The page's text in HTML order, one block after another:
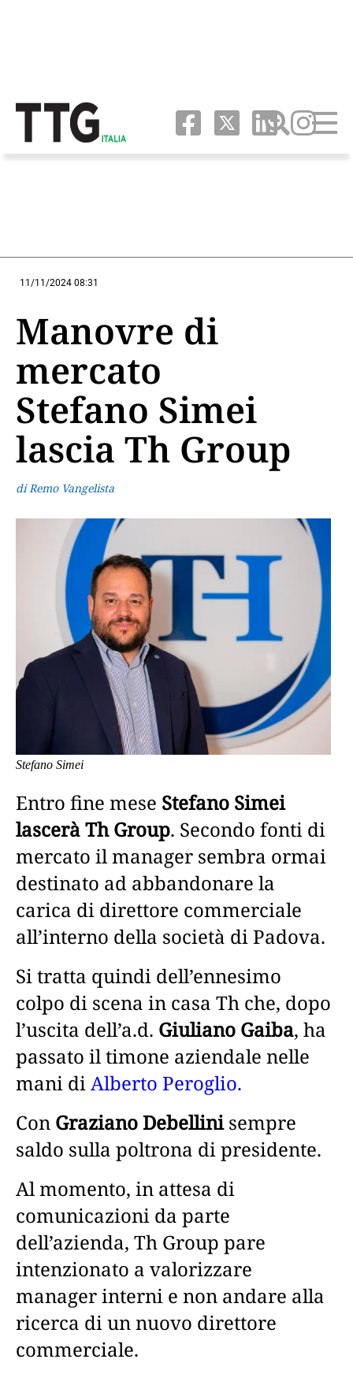
11/11/2024 08:31
Manovre di
mercato
Stefano Simei
lascia Th Group
di Remo Vangelista
Stefano Simei
Entro fine mese Stefano Simei
lascerà Th Group. Secondo fonti di
mercato il manager sembra ormai
destinato ad abbandonare la
carica di direttore commerciale
all’interno della società di Padova.
Si tratta quindi dell’ennesimo
colpo di scena in casa Th che, dopo
l’uscita dell’a.d. Giuliano Gaiba, ha
passato il timone aziendale nelle
mani diAlberto Peroglio.
Con Graziano Debellinisempre
saldo sulla poltrona di presidente.
Al momento, in attesa di
comunicazioni da parte
dell’azienda, Th Group pare
intenzionato a valorizzare
manager interni e non andare alla
ricerca di un nuovo direttore
commerciale.